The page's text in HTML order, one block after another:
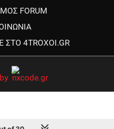
FORUM
ΣΤΟ 4TROXOI.GR
by